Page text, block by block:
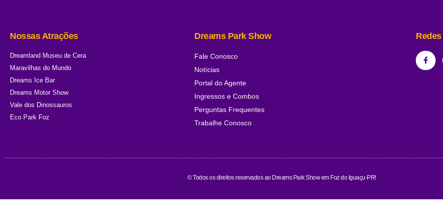
Nossas Atrações
Dreamland Museu de Cera
Maravilhas do Mundo
Dreams Ice Bar
Dreams Motor Show
Vale dos Dinossauros
Eco Park Foz
Dreams Park Show
Fale Conosco
Notícias
Portal do Agente
Ingressos e Combos
Perguntas Frequentes
Trabalhe Conosco
© Todos os direitos reservados ao Dreams Park Show em Foz do Iguaçu-PR!